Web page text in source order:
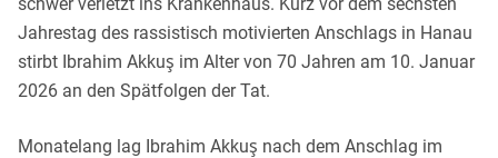
Jahrestag des rassistisch motivierten Anschlags in Hanau
stirbt Ibrahim Akkuş im Alter von 70 Jahren am 10. Januar
2026 an den Spätfolgen der Tat.
Monatelang lag Ibrahim Akkuş nach dem Anschlag im